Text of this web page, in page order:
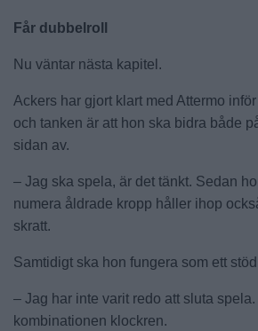
Får dubbelroll
Nu väntar nästa kapitel.
Ackers har gjort klart med Attermo
och tanken är att hon ska bidra både
sidan av.
– Jag ska spela, är det tänkt. Sedan
numera åldrade kropp håller ihop
skratt.
Samtidigt ska hon fungera som ett
– Jag har inte varit redo att sluta
kombinationen klockren.